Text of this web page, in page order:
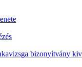
bizonyítvány